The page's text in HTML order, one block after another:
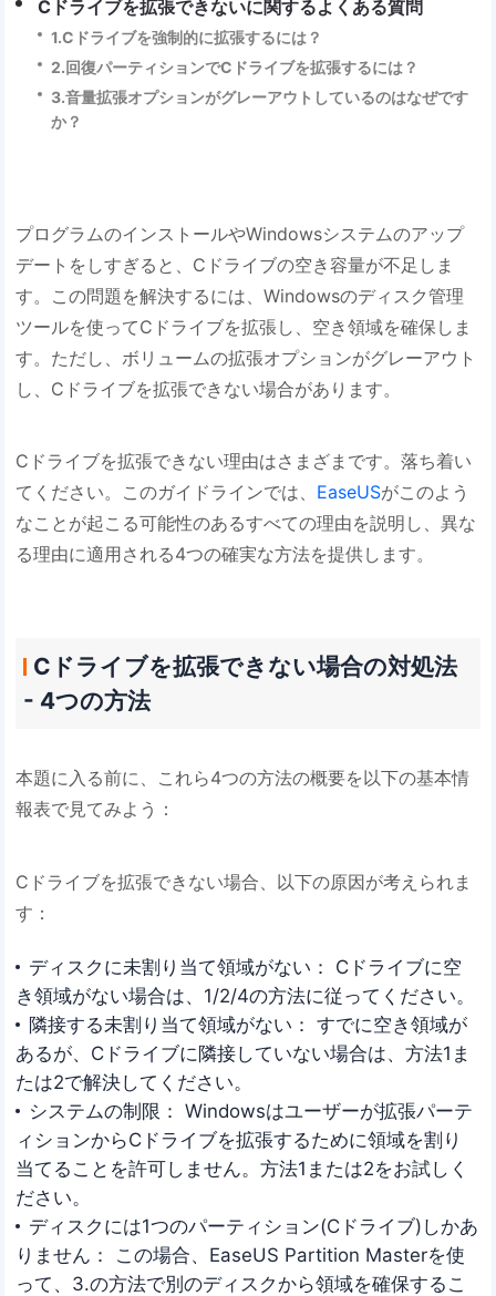
Cドライブを拡張できないに関するよくある質問
1.Cドライブを強制的に拡張するには？
2.回復パーティションでCドライブを拡張するには？
3.音量拡張オプションがグレーアウトしているのはなぜです
か？
プログラムのインストールやWindowsシステムのアップ
デートをしすぎると、Cドライブの空き容量が不足しま
す。この問題を解決するには、Windowsのディスク管理
ツールを使ってCドライブを拡張し、空き領域を確保しま
す。ただし、ボリュームの拡張オプションがグレーアウト
し、Cドライブを拡張できない場合があります。
Cドライブを拡張できない理由はさまざまです。落ち着い
てください。このガイドラインでは、 EaseUSがこのよう
なことが起こる可能性のあるすべての理由を説明し、異な
る理由に適用される4つの確実な方法を提供します。
Cドライブを拡張できない場合の対処法
- 4つの方法
本題に入る前に、これら4つの方法の概要を以下の基本情
報表で見てみよう：
Cドライブを拡張できない場合、以下の原因が考えられま
す：
ディスクに未割り当て領域がない： Cドライブに空
き領域がない場合は、1/2/4の方法に従ってください。
隣接する未割り当て領域がない： すでに空き領域が
あるが、Cドライブに隣接していない場合は、方法1ま
たは2で解決してください。
システムの制限： Windowsはユーザーが拡張パーテ
ィションからCドライブを拡張するために領域を割り
当てることを許可しません。方法1または2をお試しく
ださい。
ディスクには1つのパーティション(Cドライブ)しかあ
りません： この場合、EaseUS Partition Masterを使
って、3.の方法で別のディスクから領域を確保するこ